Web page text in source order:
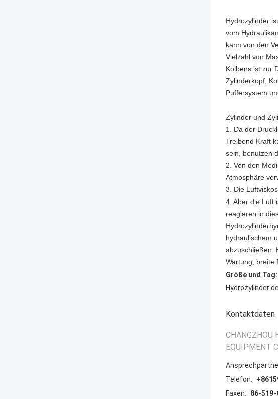
Hydrozylinder
vom
kann von den
Vielzahl von
Kolbens ist zur
Zylinderkopf,
Puffersystem
Zylinder und
1. Da der
Treibend Kraft
sein, benutzen
2. Von den
Atmosphäre
3. Die
4. Aber die Luft
reagieren in
hydraulischem
abzuschließen.
Wartung, breite
Größe und Tag:
Hydrozylinder
Kontaktdaten
CHANGZHOU
EQUIPMENT
Telefon:
Faxen:
86-519-